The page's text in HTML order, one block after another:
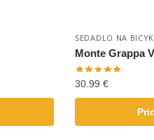
SEDADLO NA
Monte Grappa
30.99 €